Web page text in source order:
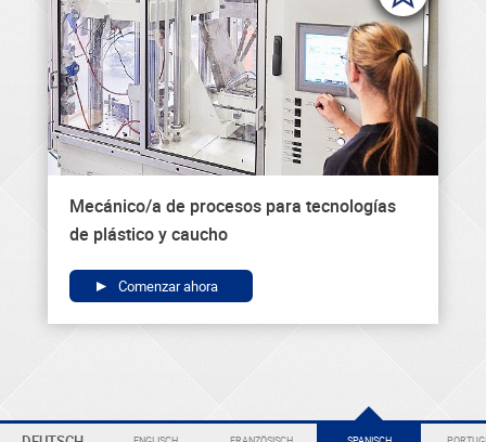
Mecánico/a de procesos para tecnologías
de plástico y caucho
Comenzar ahora